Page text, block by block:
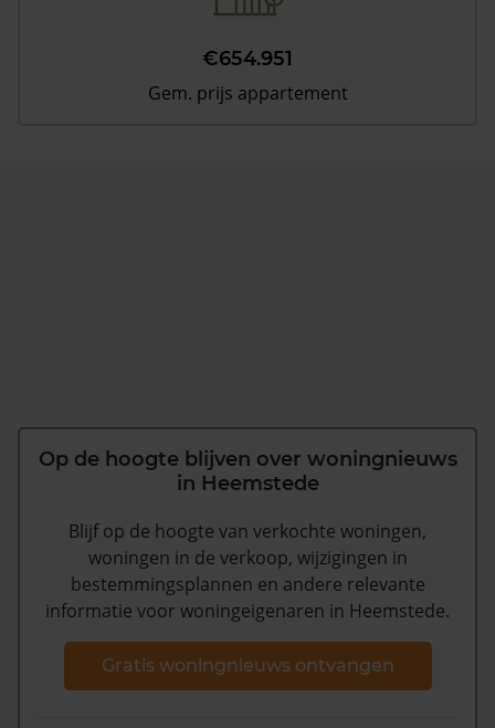
€654.951
Gem. prijs appartement
Op de hoogte blijven over woningnieuws
in Heemstede
Blijf op de hoogte van verkochte woningen,
woningen in de verkoop, wijzigingen in
bestemmingsplannen en andere relevante
informatie voor woningeigenaren in Heemstede.
Gratis woningnieuws ontvangen